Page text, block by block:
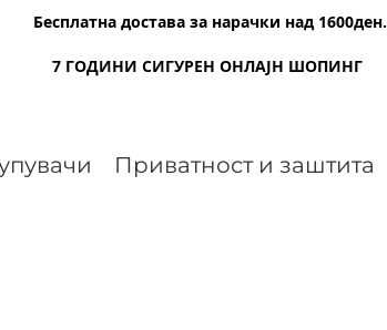
Бесплатна достава за нарачки над 1600ден.
7 ГОДИНИ СИГУРЕН ОНЛАЈН ШОПИНГ
Приватност и заштита